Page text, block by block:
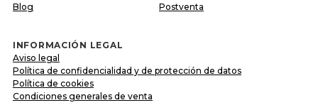
Blog
Postventa
INFORMACIÓN LEGAL
Aviso legal
Política de confidencialidad y de protección de datos
Política de cookies
Condiciones generales de venta